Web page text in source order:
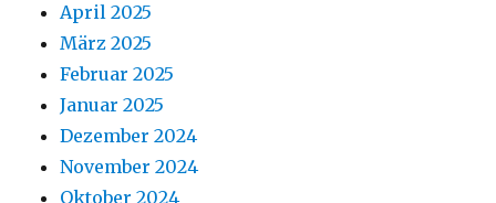
April 2025
März 2025
Februar 2025
Januar 2025
Dezember 2024
November 2024
Oktober 2024